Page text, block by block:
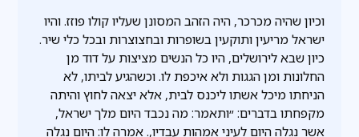
וכיון שהיה מכרכר, היה הזהב המסונן שעליו קולו פוזז. והיו
ישראל מריעין ותוקעין בשופרות ובחצוצרות ובכל כלי שיר.
כיון שבא לירושלים, היו כל הנשים מציצות על דוד מן
החלונות ומן הגגות ולא איכפת לו. וכשהגיע לביתו, לא
הניחתו מיכל אשתו ליכנס לבית, אלא יצאה לחוץ והיתה
מקפחתו בדברים: ״ותאמר: מה נכבד היום מלך ישראל,
אשר נגלה היום לעיני אמהות עבדיו,. אמרה לו: היום נגלה